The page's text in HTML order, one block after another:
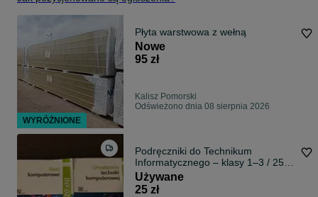
Płyta warstwowa z wełną
Nowe
95 zł
Kalisz Pomorski
Odświeżono dnia 08 sierpnia 2026
Podręczniki do Technikum
Informatycznego – klasy 1–3 / 25zł
szt
Używane
25 zł
WYRÓŻNIONE